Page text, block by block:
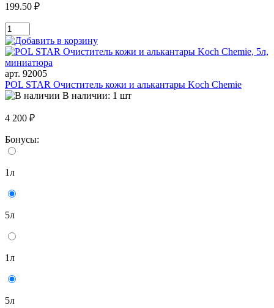
199.50 ₽
арт. 92005
POL STAR Очиститель кожи и алькантары Koch Chemie
В наличии: 1 шт
4 200 ₽
Бонусы:
1л
5л
1л
5л